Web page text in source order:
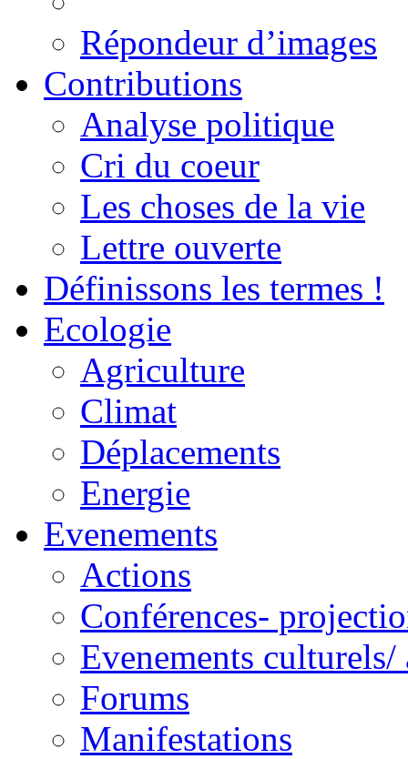
Répondeur d’images
Contributions
Analyse politique
Cri du coeur
Les choses de la vie
Lettre ouverte
Définissons les termes !
Ecologie
Agriculture
Climat
Déplacements
Energie
Evenements
Actions
Conférences-
Evenements culturels/
Forums
Manifestations